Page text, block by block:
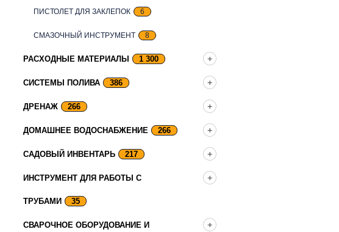
ПИСТОЛЕТ ДЛЯ ЗАКЛЕПОК 6
СМАЗОЧНЫЙ ИНСТРУМЕНТ 8
РАСХОДНЫЕ МАТЕРИАЛЫ 1 300
СИСТЕМЫ ПОЛИВА 386
ДРЕНАЖ 266
ДОМАШНЕЕ ВОДОСНАБЖЕНИЕ 266
САДОВЫЙ ИНВЕНТАРЬ 217
ИНСТРУМЕНТ ДЛЯ РАБОТЫ С
ТРУБАМИ 35
СВАРОЧНОЕ ОБОРУДОВАНИЕ И